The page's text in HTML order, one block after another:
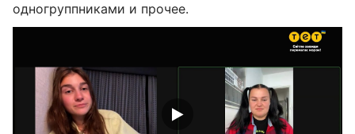
одногруппниками и прочее.